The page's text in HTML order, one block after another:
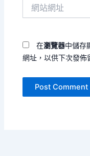
在瀏覽器中儲存
網址，以供下次發佈